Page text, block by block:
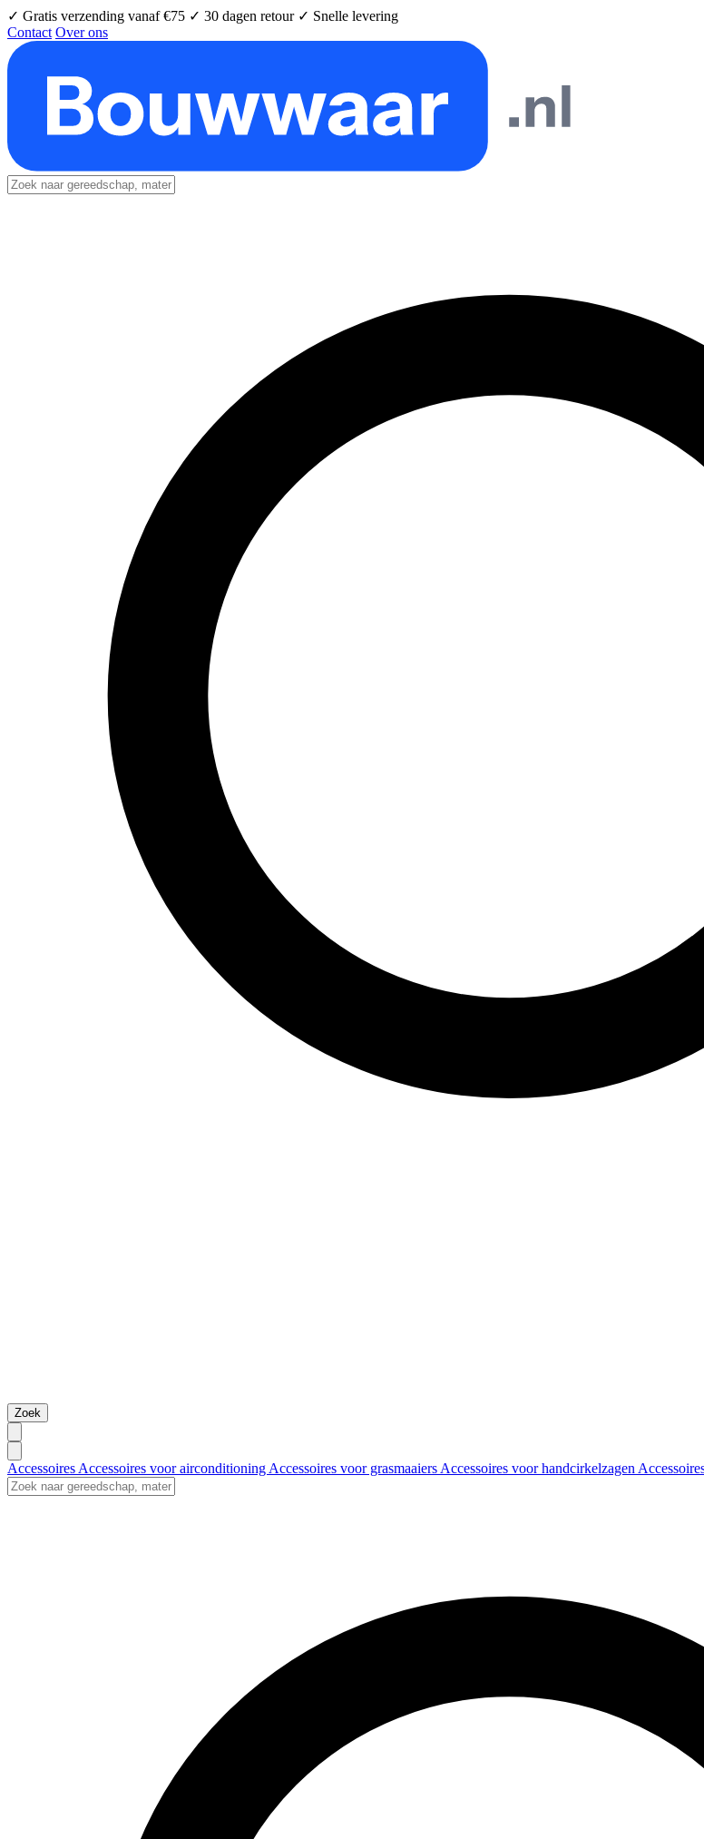
✓ Gratis verzending vanaf €75 ✓ 30 dagen retour ✓ Snelle levering
Contact Over ons
Zoek
Accessoires Accessoires voor airconditioning Accessoires voor grasmaaiers Accessoires voor handcirkelzagen